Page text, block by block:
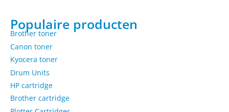
Populaire producten
Brother toner
Canon toner
Kyocera toner
Drum Units
HP cartridge
Brother cartridge